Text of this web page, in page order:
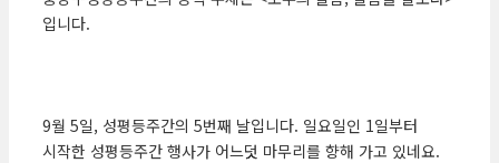
입니다.
9월 5일, 성평등주간의 5번째 날입니다. 일요일인 1일부터
시작한 성평등주간 행사가 어느덧 마무리를 향해 가고 있네요.